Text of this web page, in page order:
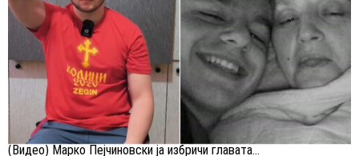
(Видео) Марко Пејчиновски ја избричи главата...